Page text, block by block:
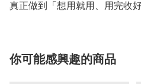
真正做到「想用就用、用完收好
你可能感興趣的商品